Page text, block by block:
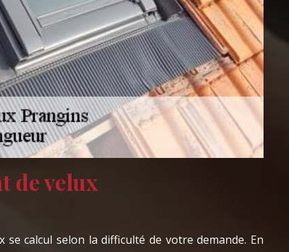
de velux
se calcul selon la difficulté de votre demande. En